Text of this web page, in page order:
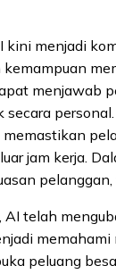
kini menjadi
menjawab
secara
jam kerja.
AI telah
peluang